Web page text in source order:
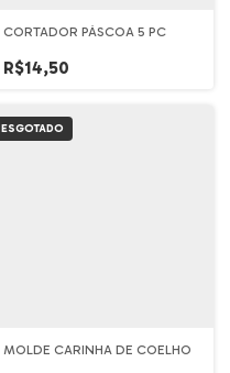
CORTADOR PÁSCOA 5 PC
R$14,50
ESGOTADO
MOLDE CARINHA DE COELHO